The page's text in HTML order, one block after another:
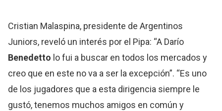
Cristian Malaspina, presidente de Argentinos
Juniors, reveló un interés por el Pipa: “A Darío
Benedetto lo fui a buscar en todos los mercados y
creo que en este no va a ser la excepción”. “Es uno
de los jugadores que a esta dirigencia siempre le
gustó, tenemos muchos amigos en común y